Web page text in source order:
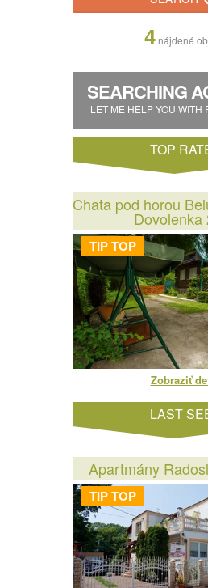
4 nájdené
SEARCHING
LET ME HELP YOU WITH
TOP
Chata pod horou
Dovolenka
TIP TOP
Zobraziť
LAST
Apartmány
TIP TOP